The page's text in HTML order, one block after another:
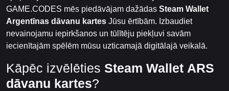
GAME.CODES mēs piedāvājam dažādas Steam Wallet
Argentīnas dāvanu kartes Jūsu ērtībām. Izbaudiet
nevainojamu iepirkšanos un tūlītēju piekļuvi savām
iecienītajām spēlēm mūsu uzticamajā digitālajā veikalā.
Kāpēc izvēlēties Steam Wallet ARS
dāvanu kartes?